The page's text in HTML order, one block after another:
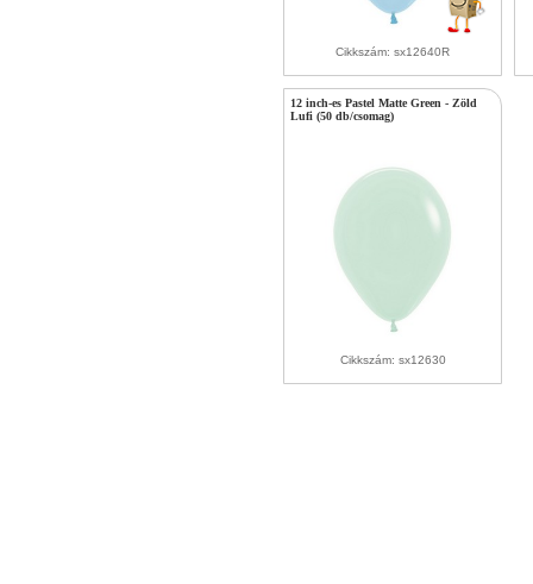
Cikkszám: sx12640R
12 inch-es Pastel Matte Green - Zöld
Lufi (50 db/csomag)
Cikkszám: sx12630